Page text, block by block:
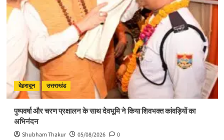
देहरादून उत्तराखंड
पुष्पवर्षा और चरण प्रक्षालन के साथ देवभूमि ने किया शिवभक्त कांवड़ियों का
अभिनंदन
Shubham Thakur 05/08/2026 0